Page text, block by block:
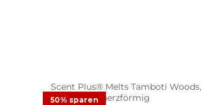
Scent Plus® Melts Tamboti Woods,
herzförmig
50% sparen